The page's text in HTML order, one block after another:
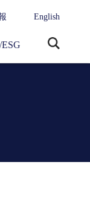
English